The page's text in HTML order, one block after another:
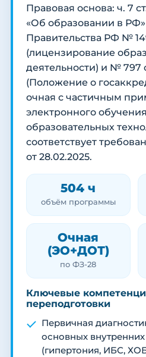
Правовая основа: ч. 7
«Об образовании в
Правительства РФ №
(лицензирование
деятельности) и № 797
(Положение о
очная с частичным
электронного
образовательных
соответствует
от 28.02.2025.
504 ч
объём программы
Очная
(ЭО+ДОТ)
по ФЗ-28
Ключевые
переподготовки
Первичная
основных
(гипертония, ИБС,